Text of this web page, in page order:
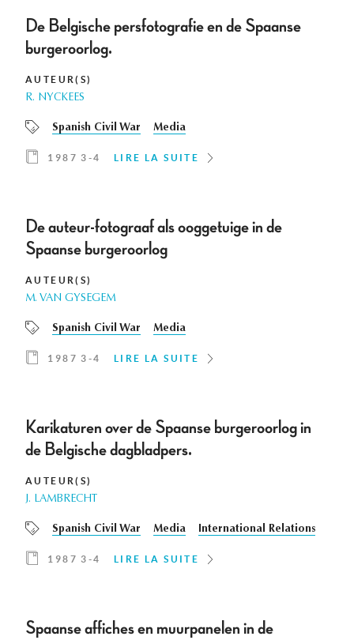
De Belgische persfotografie en de Spaanse
burgeroorlog.
AUTEUR(S)
R. NYCKEES
Spanish Civil War Media
1987 3-4 LIRE LA SUITE
De auteur-fotograaf als ooggetuige in de
Spaanse burgeroorlog
AUTEUR(S)
M. VAN GYSEGEM
Spanish Civil War Media
1987 3-4 LIRE LA SUITE
Karikaturen over de Spaanse burgeroorlog in
de Belgische dagbladpers.
AUTEUR(S)
J. LAMBRECHT
Spanish Civil War Media International Relations
1987 3-4 LIRE LA SUITE
Spaanse affiches en muurpanelen in de